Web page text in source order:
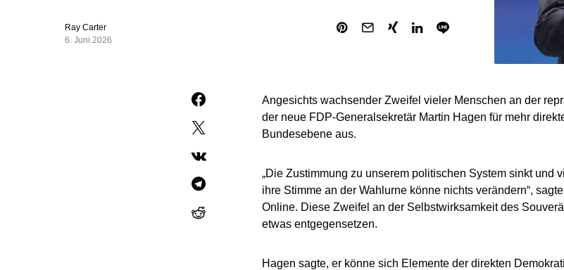
Ray Carter
6. Juni 2026
Angesichts wachsender Zweifel vieler Menschen an der
der neue FDP-Generalsekretär Martin Hagen für mehr
Bundesebene aus.
„Die Zustimmung zu unserem politischen System sinkt und
ihre Stimme an der Wahlurne könne nichts verändern“,
Online. Diese Zweifel an der Selbstwirksamkeit des
etwas entgegensetzen.
Hagen sagte, er könne sich Elemente der direkten